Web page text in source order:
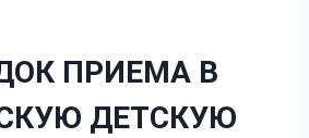
ПРИЕМА В
ДЕТСКУЮ